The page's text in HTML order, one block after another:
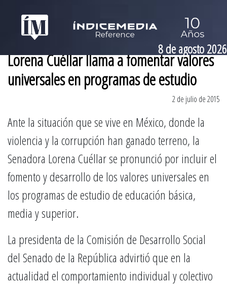
8 de agosto 2026
Lorena Cuéllar llama a fomentar valores
universales en programas de estudio
2 de julio de 2015
Ante la situación que se vive en México, donde la
violencia y la corrupción han ganado terreno, la
Senadora Lorena Cuéllar se pronunció por incluir el
fomento y desarrollo de los valores universales en
los programas de estudio de educación básica,
media y superior.
La presidenta de la Comisión de Desarrollo Social
del Senado de la República advirtió que en la
actualidad el comportamiento individual y colectivo